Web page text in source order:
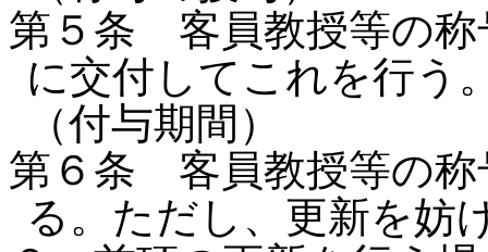
第５条 客員教授等の称
に交付してこれを行う
（付与期間）
第６条 客員教授等の称
る。ただし、更新を妨